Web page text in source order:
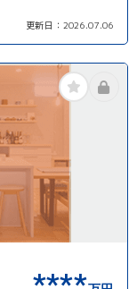
更新日： 2026.07.06